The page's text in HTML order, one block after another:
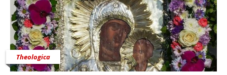
Theologica